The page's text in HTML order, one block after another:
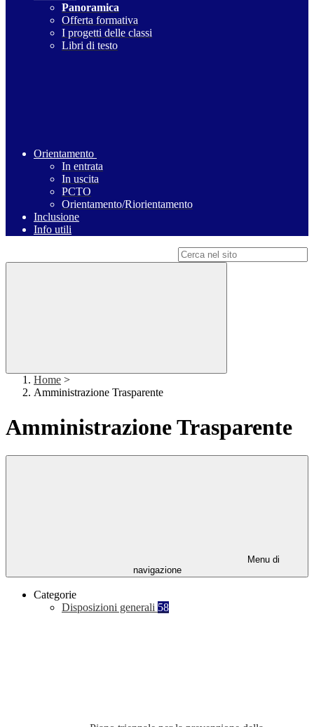
Panoramica
Offerta formativa
I progetti delle classi
Libri di testo
Orientamento
In entrata
In uscita
PCTO
Orientamento/Riorientamento
Inclusione
Info utili
Home >
Amministrazione Trasparente
Amministrazione Trasparente
Menu di
navigazione
Categorie
Disposizioni generali 58